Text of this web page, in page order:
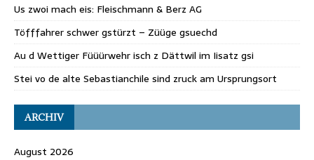
Us zwoi mach eis: Fleischmann & Berz AG
Töfffahrer schwer gstürzt – Züüge gsuechd
Au d Wettiger Füüürwehr isch z Dättwil im Iisatz gsi
Stei vo de alte Sebastianchile sind zruck am Ursprungsort
ARCHIV
August 2026